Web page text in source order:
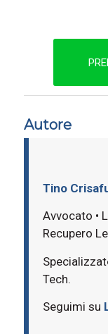
Autore
Tino
Avvocato •
Recupero
Tech.
Seguimi su